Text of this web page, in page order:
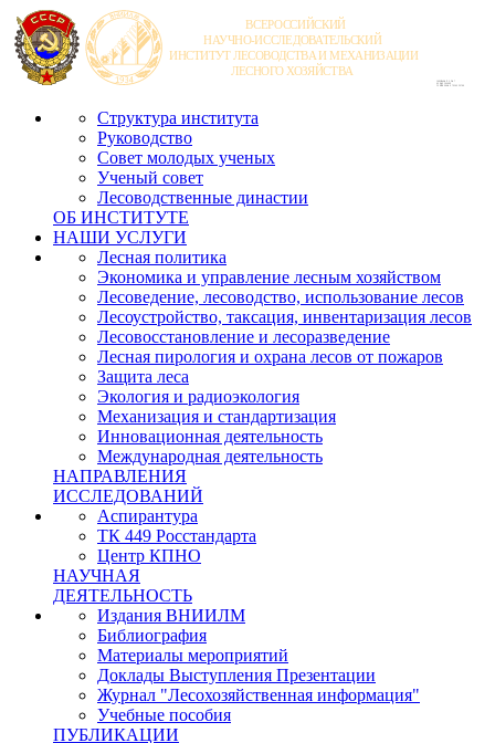
Структура института
Руководство
Совет молодых ученых
Ученый совет
Лесоводственные династии
ОБ ИНСТИТУТЕ
НАШИ УСЛУГИ
Лесная политика
Экономика и управление лесным хозяйством
Лесоведение, лесоводство, использование лесов
Лесоустройство, таксация, инвентаризация лесов
Лесовосстановление и лесоразведение
Лесная пирология и охрана лесов от пожаров
Защита леса
Экология и радиоэкология
Механизация и стандартизация
Инновационная деятельность
Международная деятельность
НАПРАВЛЕНИЯ
ИССЛЕДОВАНИЙ
Аспирантура
ТК 449 Росстандарта
Центр КПНО
НАУЧНАЯ
ДЕЯТЕЛЬНОСТЬ
Издания ВНИИЛМ
Библиография
Материалы мероприятий
Доклады Выступления Презентации
Журнал "Лесохозяйственная информация"
Учебные пособия
ПУБЛИКАЦИИ